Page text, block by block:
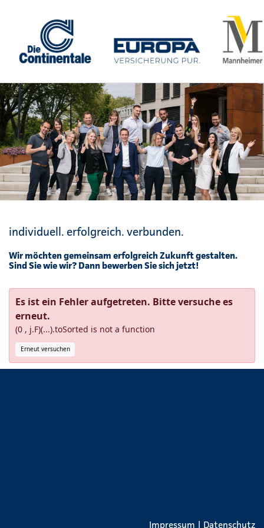
individuell. erfolgreich. verbunden.
Wir möchten gemeinsam erfolgreich Zukunft gestalten.
Sind Sie wie wir? Dann bewerben Sie sich jetzt!
Es ist ein Fehler aufgetreten. Bitte versuche es
erneut.
(0 , j.F)(...).toSorted is not a function
Erneut versuchen
Impressum | Datenschutz